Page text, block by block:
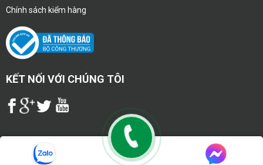
Chính sách kiểm hàng
KẾT NỐI VỚI CHÚNG TÔI
Copyright 2020 © congnghevietphat.com - CÔNG TY TNHH THIẾT BỊ